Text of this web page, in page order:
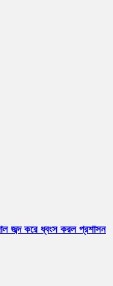
জব্দ করে ধ্বংস করল প্রশাসন